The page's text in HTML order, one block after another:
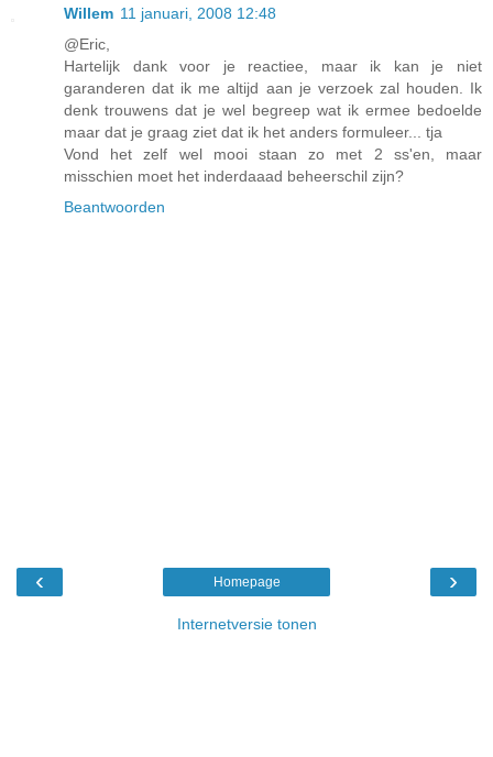
Willem 11 januari, 2008 12:48
@Eric,
Hartelijk dank voor je reactiee, maar ik kan je niet
garanderen dat ik me altijd aan je verzoek zal houden. Ik
denk trouwens dat je wel begreep wat ik ermee bedoelde
maar dat je graag ziet dat ik het anders formuleer... tja
Vond het zelf wel mooi staan zo met 2 ss'en, maar
misschien moet het inderdaaad beheerschil zijn?
Beantwoorden
‹ ›
Homepage
Internetversie tonen